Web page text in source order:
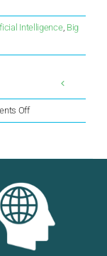
Intelligence, Big
Offon
La
climatique
menace
la
civilisation